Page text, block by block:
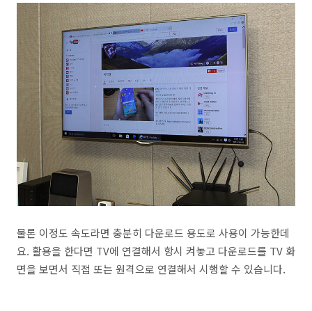
물론 이정도 속도라면 충분히 다운로드 용도로 사용이 가능한데
요. 활용을 한다면 TV에 연결해서 항시 켜놓고 다운로드를 TV 화
면을 보면서 직접 또는 원격으로 연결해서 시행할 수 있습니다.